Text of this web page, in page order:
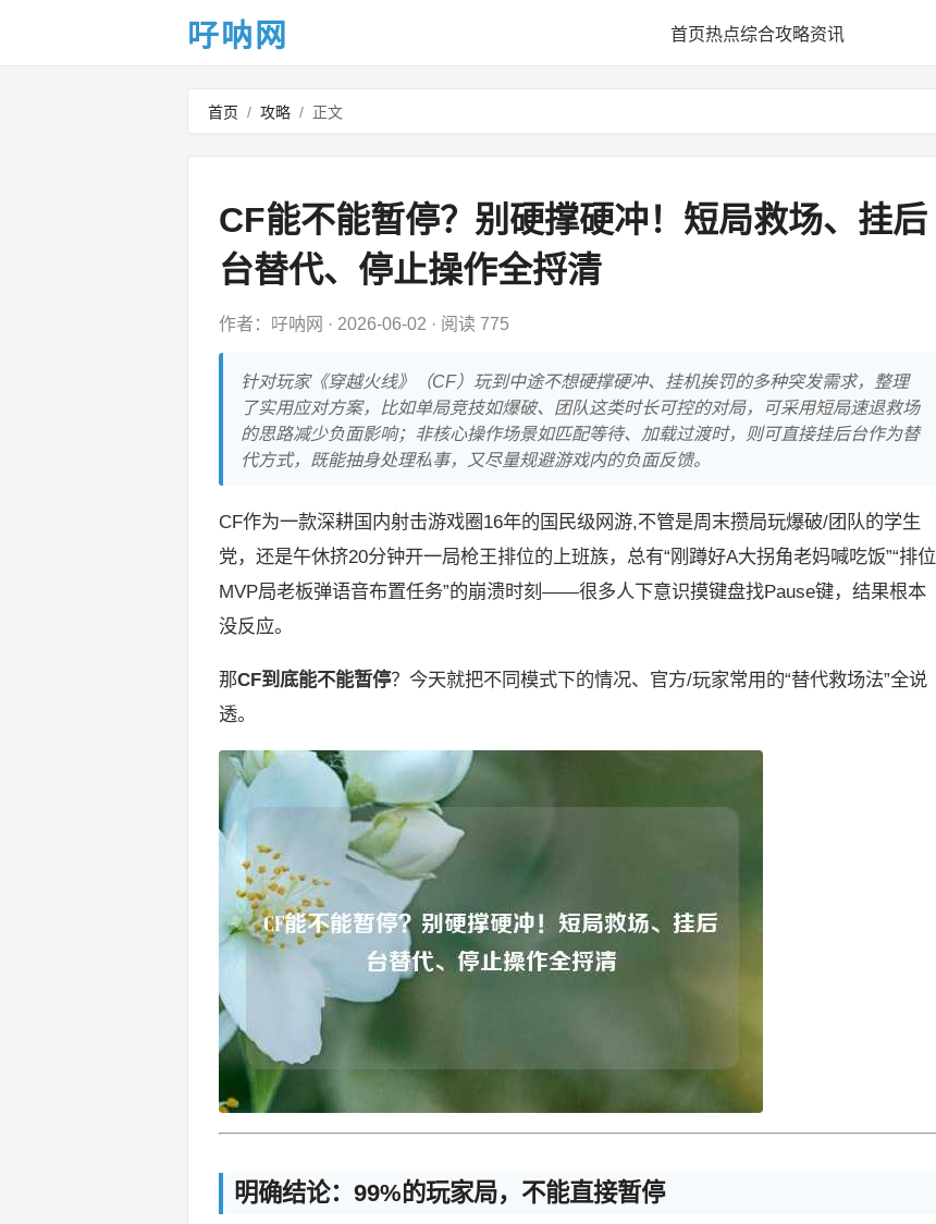
吇呐网 首页热点综合攻略资讯
首页 / 攻略 / 正文
CF能不能暂停？别硬撑硬冲！短局救场、挂后
台替代、停止操作全捋清
作者：吇呐网 · 2026-06-02 · 阅读 775
针对玩家《穿越火线》（CF）玩到中途不想硬撑硬冲、挂机挨罚的多种突发需求，整理
了实用应对方案，比如单局竞技如爆破、团队这类时长可控的对局，可采用短局速退救场
的思路减少负面影响；非核心操作场景如匹配等待、加载过渡时，则可直接挂后台作为替
代方式，既能抽身处理私事，又尽量规避游戏内的负面反馈。
CF作为一款深耕国内射击游戏圈16年的国民级网游,不管是周末攒局玩爆破/团队的学生
党，还是午休挤20分钟开一局枪王排位的上班族，总有“刚蹲好A大拐角老妈喊吃饭”“排位
MVP局老板弹语音布置任务”的崩溃时刻——很多人下意识摸键盘找Pause键，结果根本
没反应。
那CF到底能不能暂停？今天就把不同模式下的情况、官方/玩家常用的“替代救场法”全说
透。
明确结论：99%的玩家局，不能直接暂停